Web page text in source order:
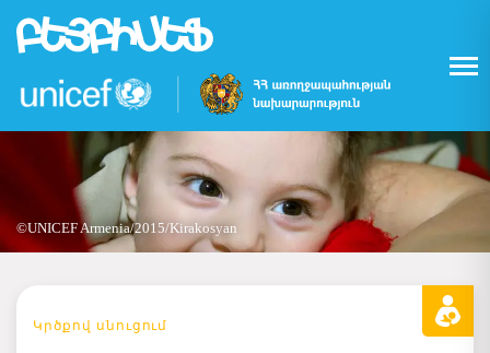
Skip
©UNICEF Armenia/2015/Kirakosyan
Կրծքով սնուցում